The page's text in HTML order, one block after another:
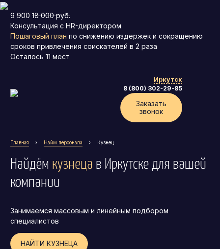
9 900 18 000 руб.
Консультация с HR-директором
Пошаговый план по снижению издержек и сокращению
сроков привлечения соискателей в 2 раза
Осталось 11 мест
Иркутск
8 (800) 302-29-85
Заказать
звонок
Главная › Найм персонала › Кузнец
Найдём кузнеца в Иркутске для вашей
компании
Занимаемся массовым и линейным подбором
специалистов
НАЙТИ КУЗНЕЦА